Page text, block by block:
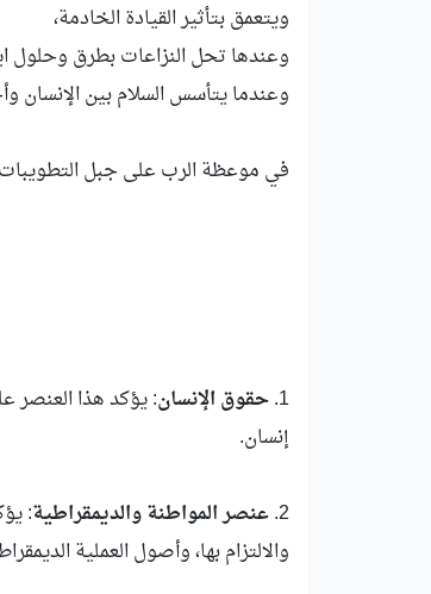
ويتعمق بتأثير القيادة الخادمة،
وعندها تحل النزاعات بطرق وحلول
وعندما يتأسس السلام بين الإنسان
في موعظة الرب على جبل
1. حقوق الإنسان: يؤكد هذا العنصر
إنسان.
2. عنصر المواطنة والديمقراطية:
والالتزام بها، وأصول العملية